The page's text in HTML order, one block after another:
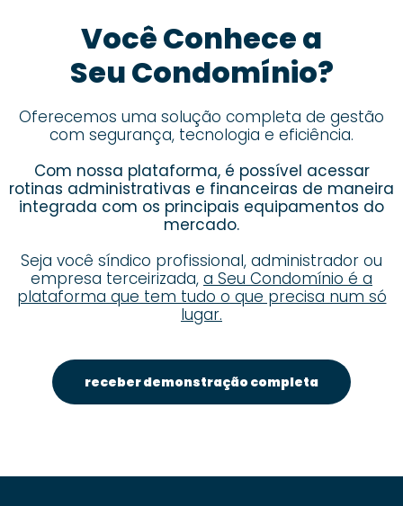
Você Conhece a
Seu Condomínio?
Oferecemos uma solução completa de gestão
com segurança, tecnologia e eficiência.
Com nossa plataforma, é possível acessar
rotinas administrativas e financeiras de maneira
integrada com os principais equipamentos do
mercado.
Seja você síndico profissional, administrador ou
empresa terceirizada, a Seu Condomínio é a
plataforma que tem tudo o que precisa num só
lugar.
receber demonstração completa